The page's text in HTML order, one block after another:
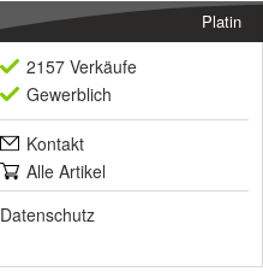
Platin
2157 Verkäufe
Gewerblich
Kontakt
Alle Artikel
Datenschutz